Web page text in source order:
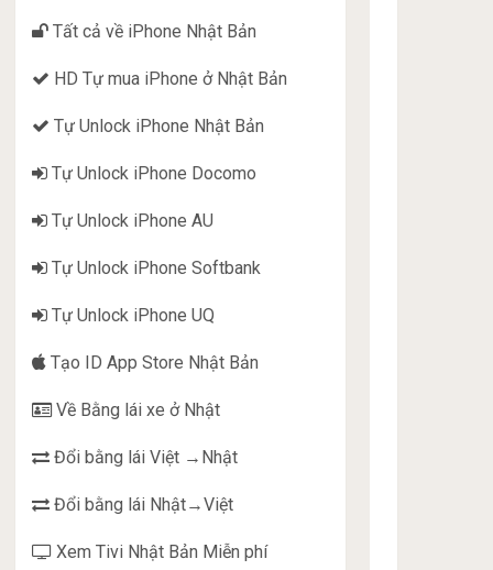
Tất cả về iPhone Nhật Bản
HD Tự mua iPhone ở Nhật Bản
Tự Unlock iPhone Nhật Bản
Tự Unlock iPhone Docomo
Tự Unlock iPhone AU
Tự Unlock iPhone Softbank
Tự Unlock iPhone UQ
Tạo ID App Store Nhật Bản
Về Bằng lái xe ở Nhật
Đổi bằng lái Việt →Nhật
Đổi bằng lái Nhật→Việt
Xem Tivi Nhật Bản Miễn phí